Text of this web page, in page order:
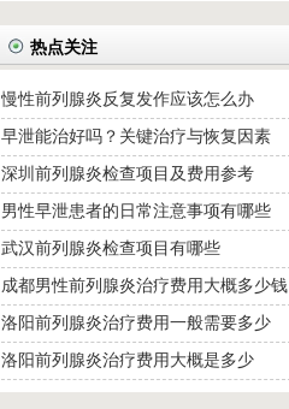
热点关注
慢性前列腺炎反复发作应该怎么办
早泄能治好吗？关键治疗与恢复因素
深圳前列腺炎检查项目及费用参考
男性早泄患者的日常注意事项有哪些
武汉前列腺炎检查项目有哪些
成都男性前列腺炎治疗费用大概多少钱
洛阳前列腺炎治疗费用一般需要多少
洛阳前列腺炎治疗费用大概是多少